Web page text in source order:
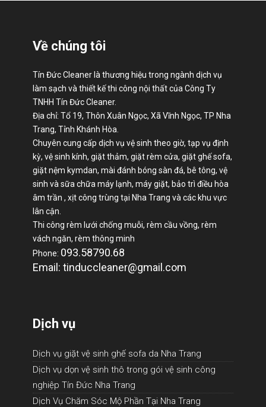
Về chúng tôi
Tín Đức Cleaner là thương hiệu trong ngành dịch vụ
làm sạch và thiết kế thi công nội thất của Công Ty
TNHH Tín Đức Cleaner.
Địa chỉ: Tổ 19, Thôn Xuân Ngọc, Xã Vĩnh Ngọc, TP Nha
Trang, Tỉnh Khánh Hòa.
Chuyên cung cấp dịch vụ vệ sinh theo giờ, tạp vụ định
kỳ, vệ sinh kính, giặt thảm, giặt rèm cửa, giặt ghế sofa,
giặt nệm kymdan, mài đánh bóng sàn đá, bê tông, vệ
sinh và sữa chữa máy lạnh, máy giặt, bảo trì điều hòa
âm trần , xịt công trùng tại Nha Trang và các khu vực
lân cận.
Thi công rèm lưới chống muỗi, rèm cầu vồng, rèm
vách ngăn, rèm thông minh
Phone: 093.58790.68
Email: tinduccleaner@gmail.com
Dịch vụ
Dịch vụ giặt vệ sinh ghế sofa da Nha Trang
Dịch vụ dọn vệ sinh thô trong gói vệ sinh công
nghiệp Tín Đức Nha Trang
Dịch Vụ Chăm Sóc Mộ Phần Tại Nha Trang